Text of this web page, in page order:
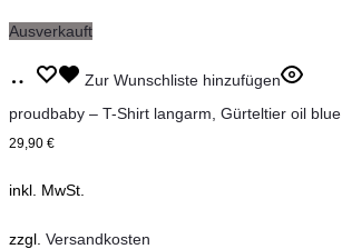
der
Produktseite
gewählt
werden
Ausverkauft
Ausführung
wählen
Dieses
Varianten
auf.
Zur Wunschliste hinzufügen
proudbaby – T-Shirt langarm, Gürteltier oil blue
29,90 €
inkl. MwSt.
zzgl. Versandkosten